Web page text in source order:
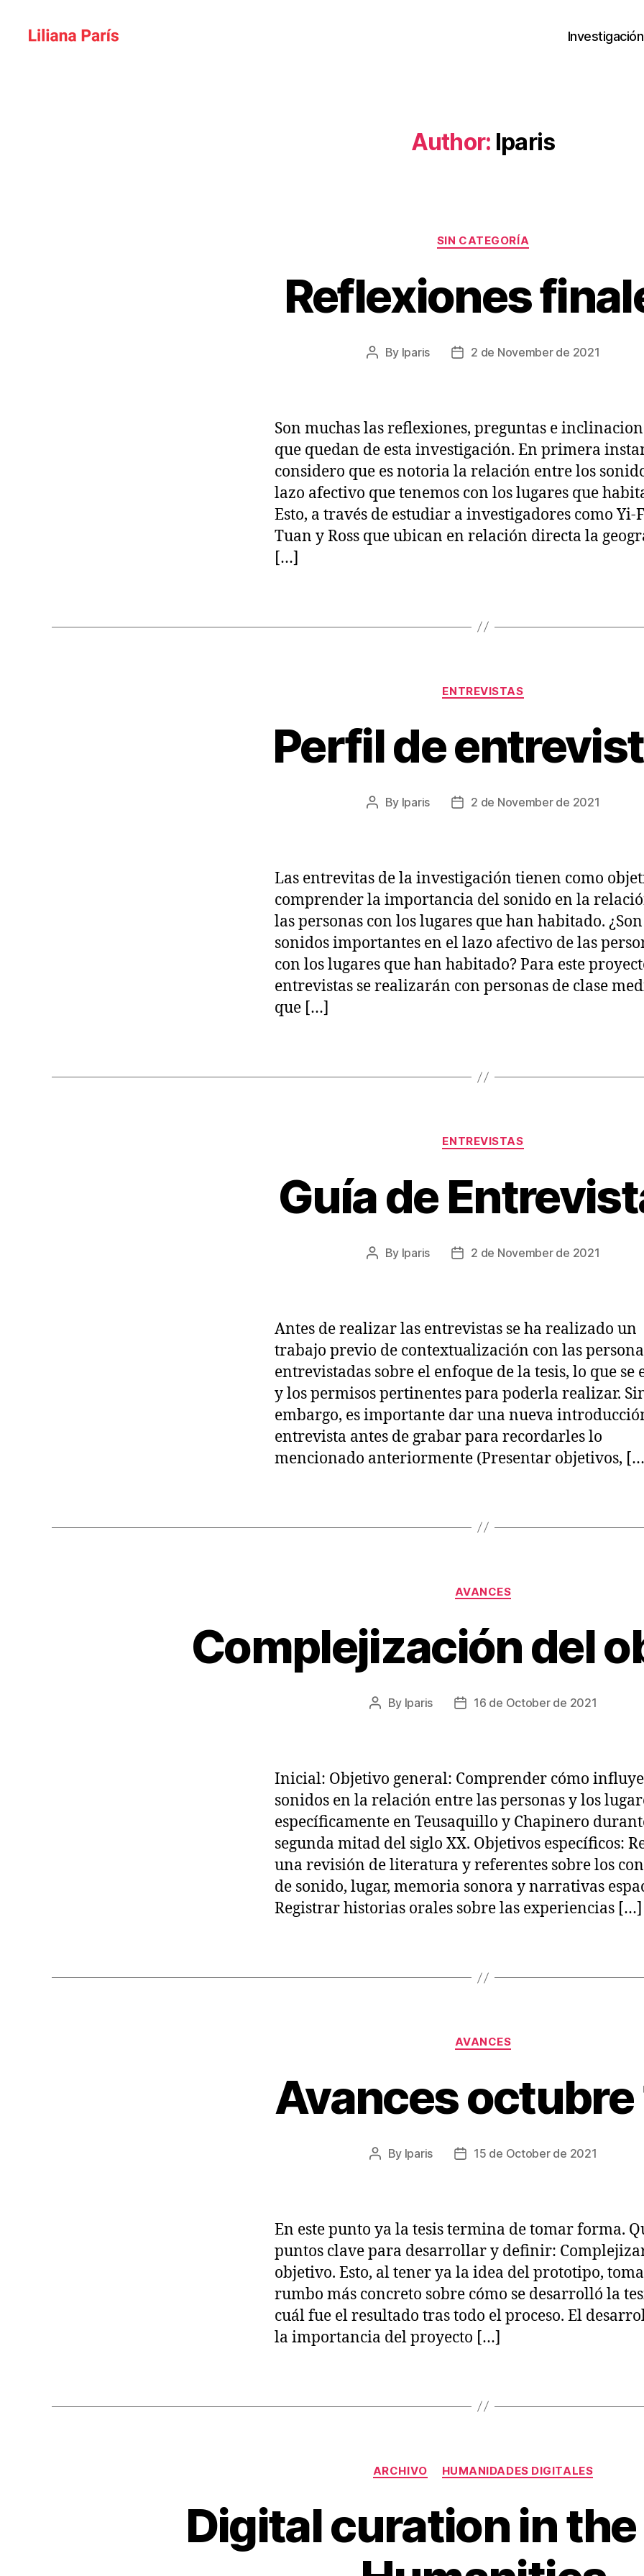
Investigación
Author: lparis
Categories
SIN CATEGORÍA
Reflexiones
Post
By lparis
Post2 de November de 2021
Son muchas las reflexiones, preguntas e
que quedan de esta investigación. En primera
considero que es notoria la relación entre los
lazo afectivo que tenemos con los lugares que
Esto, a través de estudiar a investigadores como Yi-
Tuan y Ross que ubican en relación directa la
[…]
Categories
ENTREVISTAS
Perfil de
Post
By lparis
Post2 de November de 2021
Las entrevitas de la investigación tienen como
comprender la importancia del sonido en la
las personas con los lugares que han habitado.
sonidos importantes en el lazo afectivo de las
con los lugares que han habitado? Para este
entrevistas se realizarán con personas de clase
que […]
Categories
ENTREVISTAS
Guía de
Post
By lparis
Post2 de November de 2021
Antes de realizar las entrevistas se ha realizado un
trabajo previo de contextualización con las
entrevistadas sobre el enfoque de la tesis, lo que se
y los permisos pertinentes para poderla realizar.
embargo, es importante dar una nueva
entrevista antes de grabar para recordarles lo
mencionado anteriormente (Presentar objetivos,
Categories
AVANCES
Complejización del
Post
By lparis
Post16 de October de 2021
Inicial: Objetivo general: Comprender cómo
sonidos en la relación entre las personas y los
específicamente en Teusaquillo y Chapinero
segunda mitad del siglo XX. Objetivos específicos:
una revisión de literatura y referentes sobre los
de sonido, lugar, memoria sonora y narrativas
Registrar historias orales sobre las experiencias […]
Categories
AVANCES
Avances octubre
Post
By lparis
Post15 de October de 2021
En este punto ya la tesis termina de tomar forma.
puntos clave para desarrollar y definir:
objetivo. Esto, al tener ya la idea del prototipo,
rumbo más concreto sobre cómo se desarrolló la
cuál fue el resultado tras todo el proceso. El
la importancia del proyecto […]
Categories
ARCHIVO HUMANIDADES DIGITALES
Digital curation in